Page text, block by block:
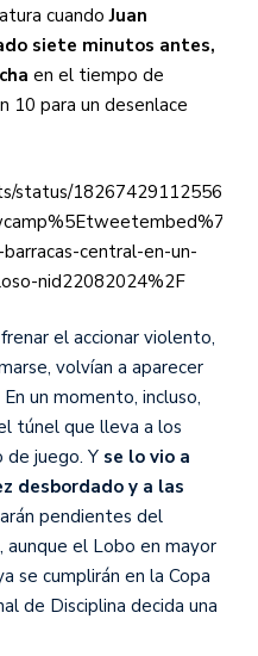
cuando Juan
siete minutos antes,
en el tiempo de
10 para un desenlace
status/
central-en-un-
nid22082024%2F
el accionar violento,
volvían a aparecer
un momento, incluso,
túnel que lleva a los
de juego. Y se lo vio a
desbordado y a las
pendientes del
el Lobo en mayor
se cumplirán en la Copa
de Disciplina decida una